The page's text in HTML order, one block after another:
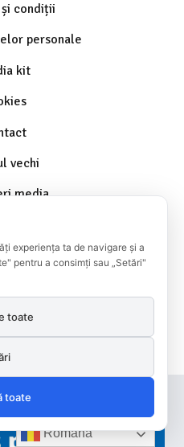
condiții
personale
kit
vechi
media
pentru consumatori, membru cu
Consumers International. Asociația
mai mult ca niciodată. Protecția
am asumat-o. Viziunea noastră este
pentru consumatorii din întreaga țară.
personal înregistrat cu nr.
Română
experiența ta de navigare și a
pentru a consimți sau „Setări"
toate
toate